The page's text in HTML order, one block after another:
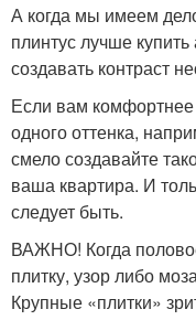
А когда мы имеем
плинтус лучше
создавать контраст
Если вам
одного оттенка,
смело создавайте
ваша квартира. И
следует быть.
ВАЖНО! Когда
плитку, узор либо
Крупные «плитки»